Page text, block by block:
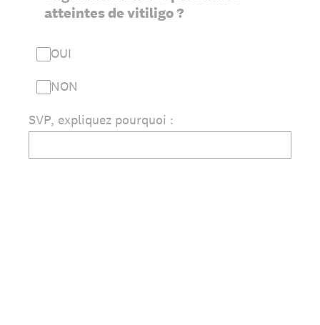
atteintes de vitiligo ?
OUI
NON
SVP, expliquez pourquoi :